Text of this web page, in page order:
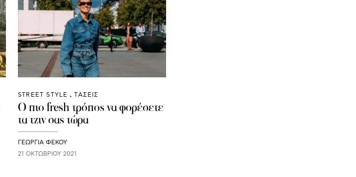
STREET STYLE ΤΑΣΕΙΣ
Ο πιο fresh τρόπος να φορέσετε
τα τζιν σας τώρα
ΓΕΩΡΓΙΑ ΦΕΚΟΥ
21 ΟΚΤΩΒΡΊΟΥ 2021